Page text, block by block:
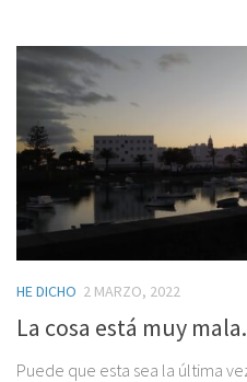
HE DICHO 2 MARZO, 2022
La cosa está muy
Puede que esta sea la última